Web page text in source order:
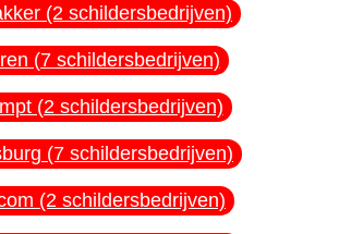
(2 schildersbedrijven)
(7 schildersbedrijven)
(2 schildersbedrijven)
(7 schildersbedrijven)
(2 schildersbedrijven)